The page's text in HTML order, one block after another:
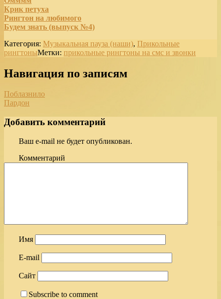
Крик петуха
Рингтон на любимого
Будем знать (выпуск №4)
Категория: Музыкальная пауза (наши), Прикольные
рингтоныМетки: прикольные рингтоны на смс и звонки
Навигация по записям
Поблазнило
Пардон
Добавить комментарий
Ваш e-mail не будет опубликован.
Комментарий
Имя
E-mail
Сайт
Subscribe to comment